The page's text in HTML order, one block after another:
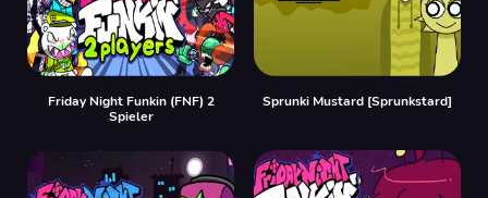
Friday Night Funkin (FNF) 2
Spieler
Sprunki Mustard [Sprunkstard]